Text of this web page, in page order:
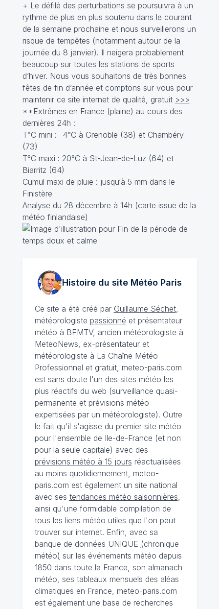
+ Le défilé des perturbations se poursuivra à un
rythme de plus en plus soutenu dans le courant
de la semaine prochaine et nous surveillerons un
risque de tempêtes (notamment autour de la
journée du 8 janvier). Il neigera probablement
beaucoup sur toutes les stations de sports
d’hiver. Nous vous souhaitons de très bonnes
fêtes de fin d’année et comptons sur vous pour
maintenir ce site internet de qualité, gratuit >>>
**Extrêmes en France (plaine) au cours des
dernières 24h :
T°C mini : -4°C à Grenoble (38) et Chambéry
(73)
T°C maxi : 20°C à St-Jean-de-Luz (64) et
Biarritz (64)
Cumul maxi de pluie : jusqu‘à 5 mm dans le
Finistère
Analyse du 28 décembre à 14h (carte issue de la
météo finlandaise)
Histoire du site MétéoParis
Ce site a été créé par Guillaume Séchet,
météorologiste passionné et présentateur
météo à BFMTV, ancien météorologiste à
MeteoNews, ex-présentateur et
météorologiste à La Chaîne Météo
Professionnel et gratuit, meteo-paris.com
est sans doute l'un des sites météo les
plus réactifs du web (surveillance quasi-
permanente et prévisions météo
expertisées par un météorologiste). Outre
le fait qu'il s'agisse du premier site météo
pour l'ensemble de Ile-de-France (et non
pour la seule capitale) avec des
prévisions météo à 15 jours réactualisées
au moins quotidiennement, meteo-
paris.com est également un site national
avec ses tendances météo saisonnières,
ainsi qu'une formidable compilation de
tous les liens météo utiles que l'on peut
trouver sur internet. Enfin, avec sa
banque de données UNIQUE (chronique
météo) sur les événements météo depuis
1850 dans toute la France, son almanach
météo, ses tableaux mensuels des aléas
climatiques en France, meteo-paris.com
est également une base de recherches